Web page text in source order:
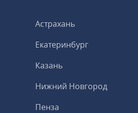
Астрахань
Екатеринбург
Казань
Нижний Новгород
Пенза